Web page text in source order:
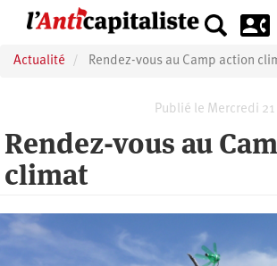
principal
Actualité Rendez-vous au Camp action
Publié le Mercredi
Rendez-vous au
climat